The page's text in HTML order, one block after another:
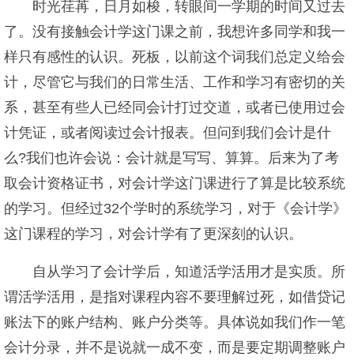
时光荏苒，日月如梭，转眼间一学期的时间又过去
了。没有接触会计学这门课之前，我想许多同学和我一
样只有感性的认识。死板，以前这个词我们总定义给会
计，尽管它与我们的日常生活、工作和学习有密切的关
系，甚至有些人已经同会计打过交道，或者已使用过会
计凭证，或者阅读过会计报表。但问到我们会计是什
么?我们也许会说：会计就是写写、算算。后来为了考
取会计资格证书，对会计学这门课进行了算是比较系统
的学习。但经过32个学时的系统学习，对于《会计学》
这门课程的学习，对会计学有了更深刻的认识。
自从学习了会计学后，知道活学活用才是实质。所
谓活学活用，是指对课程内容不要理解过死，如借贷记
账法下的账户结构、账户分类等。具体说如我们作一笔
会计分录，并不是说就一成不变，而是要定期调整账户